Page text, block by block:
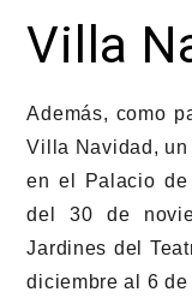
Villa
Además, como
Villa Navidad, un
en el Palacio de
del 30 de
Jardines del
diciembre al 6 de